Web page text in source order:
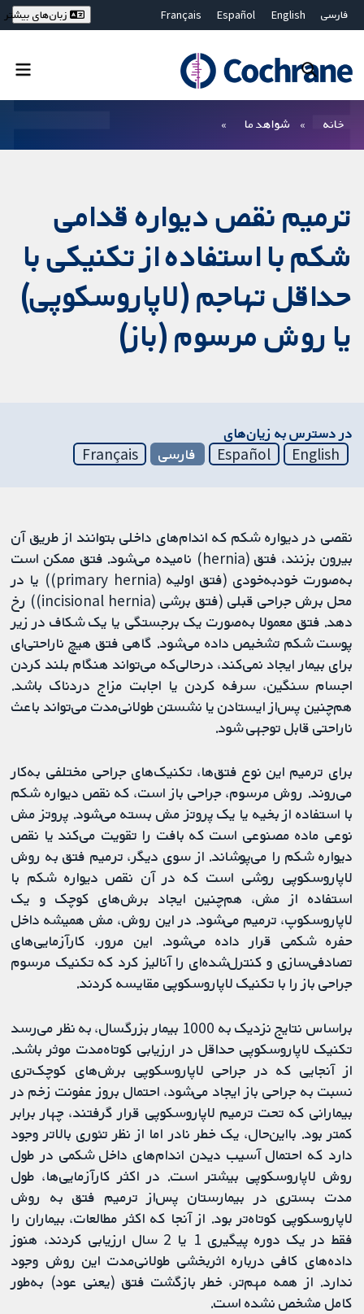
فارسی English
Español
Français
Bahasa Malaysia
ไทย
繁體中文
زبان‌های بیشتر
خانه شواهد ما
ترمیم نقص دیواره قدامی
شکم با استفاده از تکنیکی با
حداقل تهاجم (لاپاروسکوپی)
یا روش مرسوم (باز)
در دسترس به زیان‌های
English
Español فارسی Français
نقصی در دیواره شکم که اندام‌های داخلی بتوانند از طریق آن
بیرون بزنند، فتق (hernia) نامیده می‌شود. فتق ممکن است
به‌صورت خودبه‌خودی (فتق اولیه (primary hernia)) یا در
محل برش جراحی قبلی (فتق برشی (incisional hernia)) رخ
دهد. فتق معمولا به‌صورت یک برجستگی یا یک شکاف در زیر
پوست شکم تشخیص داده می‌شود. گاهی فتق هیچ ناراحتی‌ای
برای بیمار ایجاد نمی‌کند، درحالی‌که می‌تواند هنگام بلند کردن
اجسام سنگین، سرفه کردن یا اجابت مزاج دردناک باشد.
هم‌چنین پس‌از ایستادن یا نشستن طولانی‌مدت می‌تواند باعث
ناراحتی قابل توجهی شود.
برای ترمیم این نوع فتق‌ها، تکنیک‌های جراحی مختلفی به‌کار
می‌روند. روش مرسوم، جراحی باز است، که نقص دیواره شکم
با استفاده از بخیه یا یک پروتز مش بسته می‌شود. پروتز مش
نوعی ماده مصنوعی است که بافت را تقویت می‌کند یا نقص
دیواره شکم را می‌پوشاند. از سوی دیگر، ترمیم فتق به روش
لاپاروسکوپی روشی است که در آن نقص دیواره شکم با
استفاده از مش، هم‌چنین ایجاد برش‌های کوچک و یک
لاپاروسکوپ، ترمیم می‌شود. در این روش، مش همیشه داخل
حفره شکمی قرار داده می‌شود. این مرور، کارآزمایی‌های
تصادفی‌سازی و کنترل‌شده‌ای را آنالیز کرد که تکنیک مرسوم
جراحی باز را با تکنیک لاپاروسکوپی مقایسه ‌کردند.
براساس نتایج نزدیک به 1000 بیمار بزرگسال، به نظر می‌رسد
تکنیک لاپاروسکوپی حداقل در ارزیابی کوتاه‌مدت موثر باشد.
از آنجایی که در جراحی لاپاروسکوپی برش‌های کوچک‌تری
نسبت به جراحی باز ایجاد می‌شود، احتمال بروز عفونت زخم در
بیمارانی که تحت ترمیم لاپاروسکوپی قرار گرفتند، چهار برابر
کمتر بود. بااین‌حال، یک خطر نادر اما از نظر تئوری بالاتر وجود
دارد که احتمال آسیب دیدن اندام‌های داخل شکمی در طول
روش لاپاروسکوپی بیشتر است. در اکثر کارآزمایی‌ها، طول
مدت بستری در بیمارستان پس‌از ترمیم فتق به روش
لاپاروسکوپی کوتاه‌تر بود. از آنجا که اکثر مطالعات، بیماران را
فقط در یک دوره پیگیری 1 یا 2 سال ارزیابی کردند، هنوز
داده‌های کافی درباره اثربخشی طولانی‌مدت این روش وجود
ندارد. از همه مهم‌تر، خطر بازگشت فتق (یعنی عود) به‌طور
کامل مشخص نشده است.